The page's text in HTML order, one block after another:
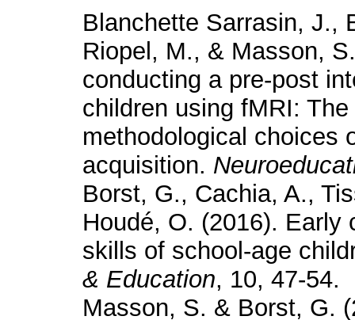
Blanchette Sarrasin, J.,
Riopel, M., & Masson,
conducting a pre-post
children using fMRI:
methodological choices
acquisition.
Borst, G., Cachia, A.,
Houdé, O. (2016). Early
skills of school-age
& Education, 10, 47-54.
Masson, S. & Borst, G.